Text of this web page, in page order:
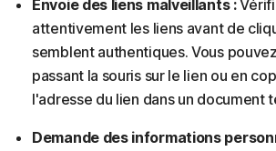
Envoie des liens malveillants :
attentivement les liens avant de
semblent authentiques. Vous
passant la souris sur le lien ou en
l'adresse du lien dans un document
Demande des informations